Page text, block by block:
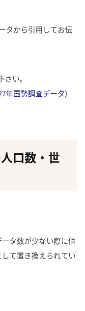
タから引用してお伝
い。
年国勢調査データ)
口数・世
タ数が少ない際に個
て置き換えられてい